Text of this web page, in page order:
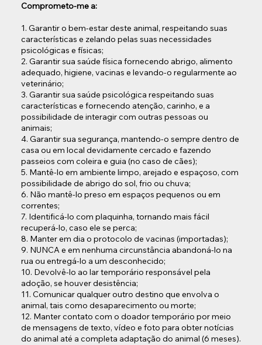
Comprometo-me a:
1. Garantir o bem-estar deste animal, respeitando suas
características e zelando pelas suas necessidades
psicológicas e físicas;
2. Garantir sua saúde física fornecendo abrigo, alimento
adequado, higiene, vacinas e levando-o regularmente ao
veterinário;
3. Garantir sua saúde psicológica respeitando suas
características e fornecendo atenção, carinho, e a
possibilidade de interagir com outras pessoas ou
animais;
4. Garantir sua segurança, mantendo-o sempre dentro de
casa ou em local devidamente cercado e fazendo
passeios com coleira e guia (no caso de cães);
5. Mantê-lo em ambiente limpo, arejado e espaçoso, com
possibilidade de abrigo do sol, frio ou chuva;
6. Não mantê-lo preso em espaços pequenos ou em
correntes;
7. Identificá-lo com plaquinha, tornando mais fácil
recuperá-lo, caso ele se perca;
8. Manter em dia o protocolo de vacinas (importadas);
9. NUNCA e em nenhuma circunstância abandoná-lo na
rua ou entregá-lo a um desconhecido;
10. Devolvê-lo ao lar temporário responsável pela
adoção, se houver desistência;
11. Comunicar qualquer outro destino que envolva o
animal, tais como desaparecimento ou morte;
12. Manter contato com o doador temporário por meio
de mensagens de texto, vídeo e foto para obter notícias
do animal até a completa adaptação do animal (6 meses).